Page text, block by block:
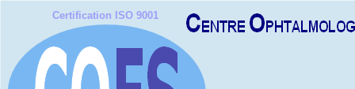
Certification ISO 9001